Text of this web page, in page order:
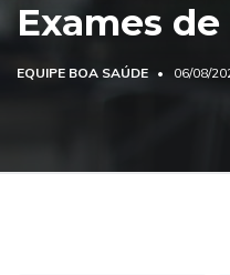
Exames
EQUIPE BOA SAÚDE 06/08/